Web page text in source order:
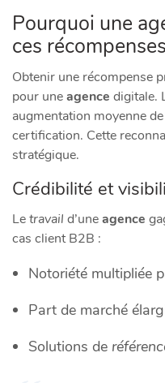
Pourquoi une
ces
Obtenir une récompense
pour uneagence digitale.
augmentation moyenne
certification. Cette
stratégique.
Crédibilité et
Letravail d’uneagence
cas client B2B :
Notoriété multipliée
Part de marché
Solutions de